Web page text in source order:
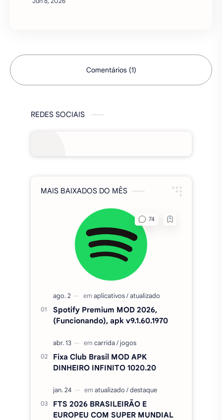
atraentes e atraentes, tudo estará contido
Comentários (1)
REDES SOCIAIS
MAIS BAIXADOS DO MÊS
Spotify Premium MOD 2026,
(Funcionando), apk v9.1.60.1970
Fixa Club Brasil MOD APK
DINHEIRO INFINITO 1020.20
FTS 2026 BRASILEIRÃO E
EUROPEU COM SUPER MUNDIAL